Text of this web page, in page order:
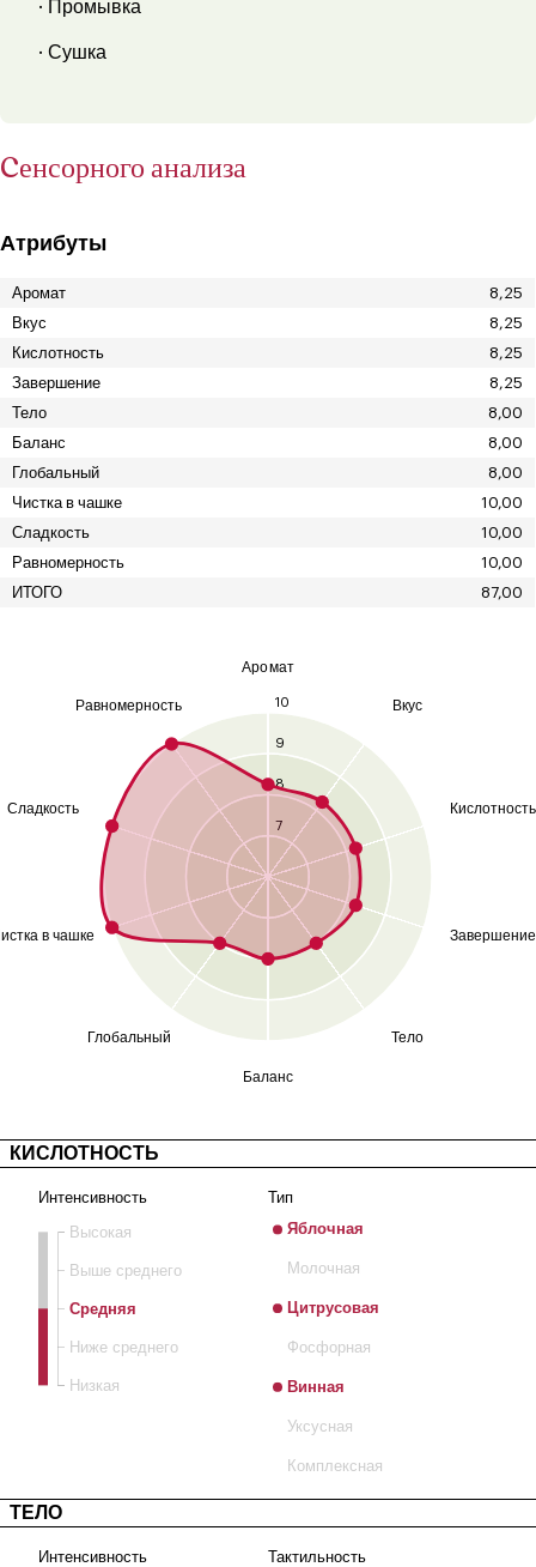
· Промывка
· Сушка
Cенсорного анализа
Атрибуты
Аромат
8,25
Вкус
8,25
Кислотность
8,25
Завершение
8,25
Тело
8,00
Баланс
8,00
Глобальный
8,00
Чистка в чашке
10,00
Сладкость
10,00
Равномерность
10,00
ИТОГО
87,00
10
9
8
7
Аромат
Вкус
Кислотность
Завершение
Тело
Баланс
Глобальный
в чашке
Сладкость
Равномерность
КИСЛОТНОСТЬ
Интенсивность
Низкая
Ниже среднего
Средняя
Выше среднего
Высокая
Тип
Яблочная
Молочная
Цитрусовая
Фосфорная
Винная
Уксусная
Комплексная
ТЕЛО
Интенсивность Тактильность